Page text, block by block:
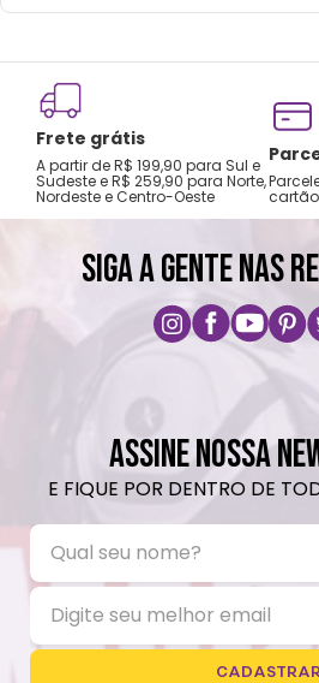
Lavar com água, esponja
Não recomendado
Não vai á lava-louças,
ondas.
Não utilizar produtos
Frete grátis
A partir de R$ 199,90 para Sul e
Sudeste e R$ 259,90 para Norte,
Nordeste e Centro-Oeste
SIGA A GENTE NAS
ASSINE NOSSA
E FIQUE POR DENTRO DE